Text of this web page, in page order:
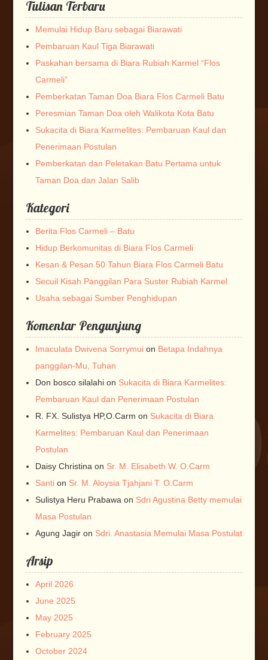
Tulisan Terbaru
Memulai Hidup Baru sebagai Biarawati
Pembaruan Kaul Tiga Biarawati
Paskahan bersama di Biara Rubiah Karmel “Flos
Carmeli”
Pemberkatan Taman Doa Biara Flos Carmeli Batu
Peresmian Taman Doa oleh Walikota Kota Batu
Sukacita di Biara Karmelites: Pembaruan Kaul dan
Penerimaan Postulan
Pemberkatan dan Peletakan Batu Pertama untuk
Taman Doa dan Jalan Salib
Kategori
Berita Flos Carmeli – Batu
Hidup Berkomunitas di Biara Flos Carmeli
Kesan & Pesan 50 Tahun Biara Flos Carmeli Batu
Secuil Kisah Panggilan Para Suster Rubiah Karmel
Usaha sebagai Sumber Penghidupan
Komentar Pengunjung
Imaculata Dwivena Sorrymuion Betapa Indahnya
panggilan-Mu, Tuhan
Don bosco silalahion Sukacita di Biara Karmelites:
Pembaruan Kaul dan Penerimaan Postulan
R. FX. Sulistya HP,O.Carm on Sukacita di Biara
Karmelites: Pembaruan Kaul dan Penerimaan
Postulan
Daisy Christina on Sr. M. Elisabeth W. O.Carm
Santion Sr. M. Aloysia Tjahjani T. O.Carm
Sulistya Heru Prabawa on Sdri Agustina Betty memulai
Masa Postulan
Agung Jagiron Sdri. Anastasia Memulai Masa Postulat
Arsip
April 2026
June 2025
May 2025
February 2025
October 2024